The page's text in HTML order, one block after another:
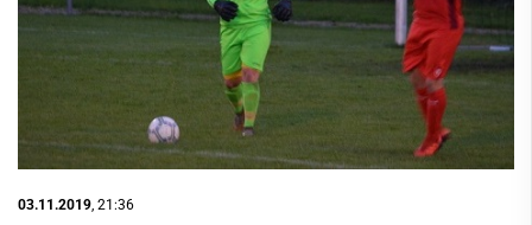
03.11.2019 , 21:36